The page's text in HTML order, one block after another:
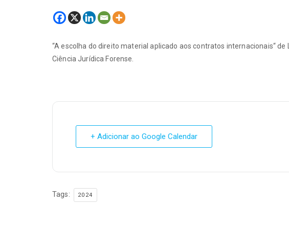
“A escolha do direito material aplicado aos contratos internacionais“
Ciência Jurídica Forense.
+ Adicionar ao Google Calendar
Tags: 2024